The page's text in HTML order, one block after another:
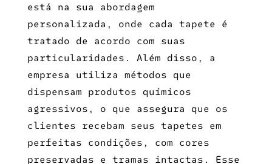
está na sua abordagem
personalizada, onde cada tapete é
tratado de acordo com suas
particularidades. Além disso, a
empresa utiliza métodos que
dispensam produtos químicos
agressivos, o que assegura que os
clientes recebam seus tapetes em
perfeitas condições, com cores
preservadas e tramas intactas. Esse